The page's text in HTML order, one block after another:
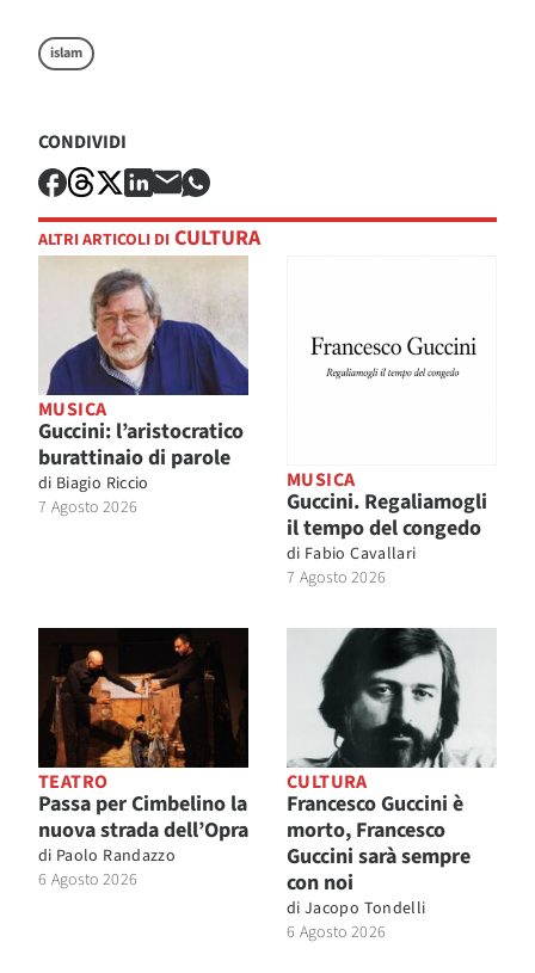
islam
CONDIVIDI
ALTRI ARTICOLI DI CULTURA
MUSICA
Guccini: l’aristocratico
burattinaio di parole
di Biagio Riccio
7 Agosto 2026
MUSICA
Guccini. Regaliamogli
il tempo del congedo
di Fabio Cavallari
7 Agosto 2026
TEATRO
Passa per Cimbelino la
nuova strada dell’Opra
di Paolo Randazzo
6 Agosto 2026
CULTURA
Francesco Guccini è
morto, Francesco
Guccini sarà sempre
con noi
di Jacopo Tondelli
6 Agosto 2026